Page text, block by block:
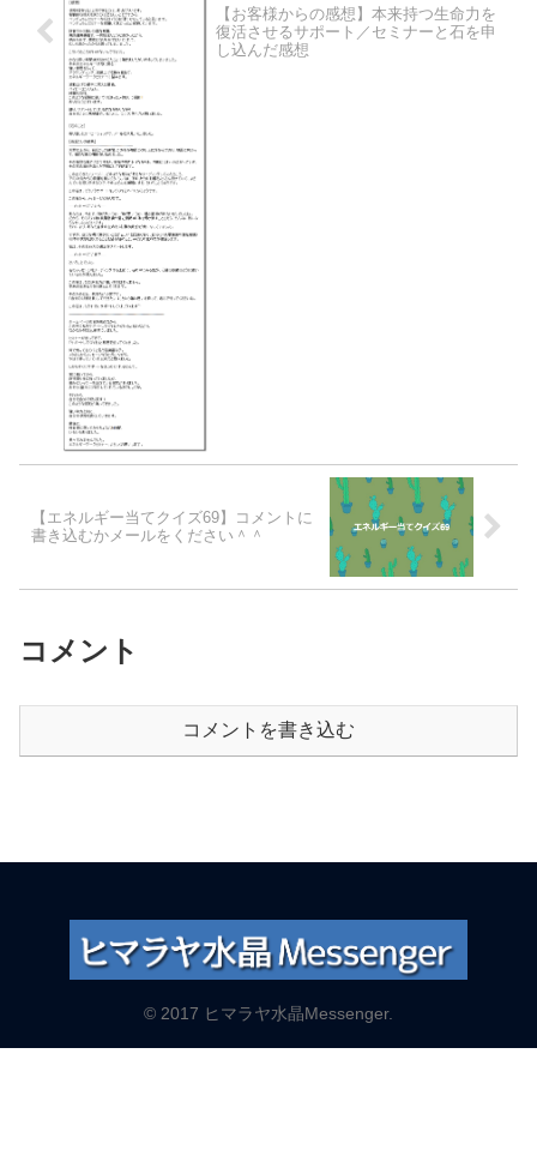
【お客様からの感想】本来持つ生命力を
復活させるサポート／セミナーと石を申
し込んだ感想
【エネルギー当てクイズ69】コメントに
書き込むかメールをください＾＾
コメント
コメントを書き込む
© 2017 ヒマラヤ水晶Messenger.